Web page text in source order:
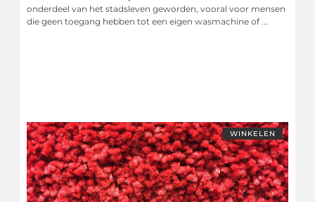
onderdeel van het stadsleven geworden, vooral voor mensen
die geen toegang hebben tot een eigen wasmachine of ...
WINKELEN